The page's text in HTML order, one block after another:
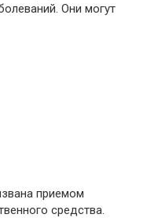
Они могут
приемом
средства.